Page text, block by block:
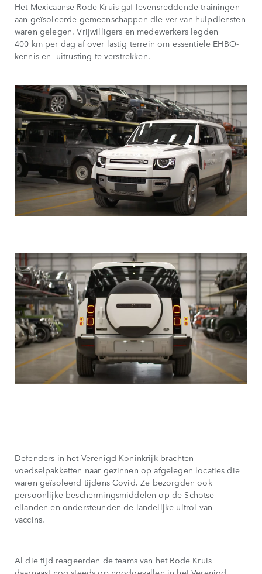
Het Mexicaanse Rode Kruis gaf levensreddende trainingen
aan geïsoleerde gemeenschappen die ver van hulpdiensten
waren gelegen. Vrijwilligers en medewerkers legden
400 km per dag af over lastig terrein om essentiële EHBO-
kennis en -uitrusting te verstrekken.
Defenders in het Verenigd Koninkrijk brachten
voedselpakketten naar gezinnen op afgelegen locaties die
waren geïsoleerd tijdens Covid. Ze bezorgden ook
persoonlijke beschermingsmiddelen op de Schotse
eilanden en ondersteunden de landelijke uitrol van
vaccins.
Al die tijd reageerden de teams van het Rode Kruis